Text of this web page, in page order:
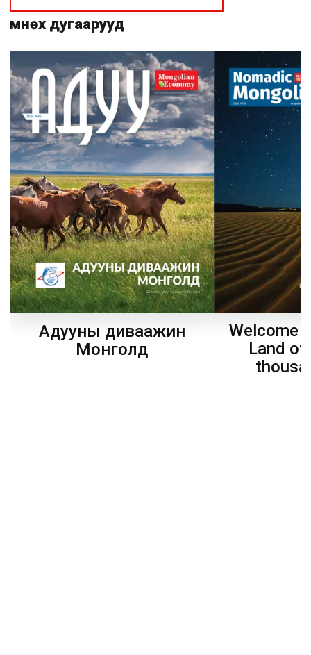
Өмнөх дугаарууд
Адууны диваажин
Монголд
Welcome
Land of